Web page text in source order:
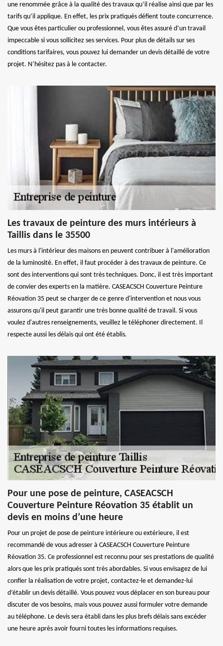
une renommée grâce à la qualité des travaux qu’il réalise ainsi que par les
tarifs qu’il applique. En effet, les prix pratiqués défient toute concurrence.
Que vous êtes particulier ou professionnel, vous êtes assuré d’un travail
impeccable si vous sollicitez ses services. Pour plus de détails sur ses
conditions tarifaires, vous pouvez lui demander un devis détaillé de votre
projet. N’hésitez pas à le contacter.
Les travaux de peinture des murs intérieurs à
Taillis dans le 35500
Les murs à l'intérieur des maisons en peuvent contribuer à l'amélioration
de la luminosité. En effet, il faut procéder à des travaux de peinture. Ce
sont des interventions qui sont très techniques. Donc, il est très important
de convier des experts en la matière. CASEACSCH Couverture Peinture
Réovation 35 peut se charger de ce genre d'intervention et nous vous
assurons qu'il peut garantir une très bonne qualité de travail. Si vous
voulez d'autres renseignements, veuillez le téléphoner directement. Il
respecte aussi les délais qui ont été établis.
Pour une pose de peinture, CASEACSCH
Couverture Peinture Réovation 35 établit un
devis en moins d’une heure
Pour un projet de pose de peinture intérieure ou extérieure, il est
recommandé de vous adresser à CASEACSCH Couverture Peinture
Réovation 35. Ce professionnel est reconnu pour ses prestations de qualité
alors que les prix pratiqués sont très abordables. Si vous envisagez de lui
confier la réalisation de votre projet, contactez-le et demandez-lui
d’établir un devis détaillé. Vous pouvez vous déplacer en son bureau pour
discuter de vos besoins, mais vous pouvez aussi formuler votre demande
au téléphone. Le devis sera établi dans les plus brefs délais sans excéder
une heure après avoir fourni toutes les informations requises.